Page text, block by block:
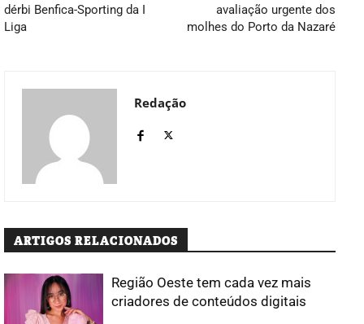
dérbi Benfica-Sporting da I
Liga
avaliação urgente dos
molhes do Porto da Nazaré
Redação
ARTIGOS RELACIONADOS
Região Oeste tem cada vez mais
criadores de conteúdos digitais